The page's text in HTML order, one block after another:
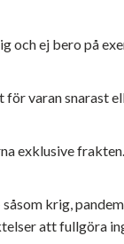
och ej bero på
varan snarast
exklusive frakten.
krig,
att fullgöra